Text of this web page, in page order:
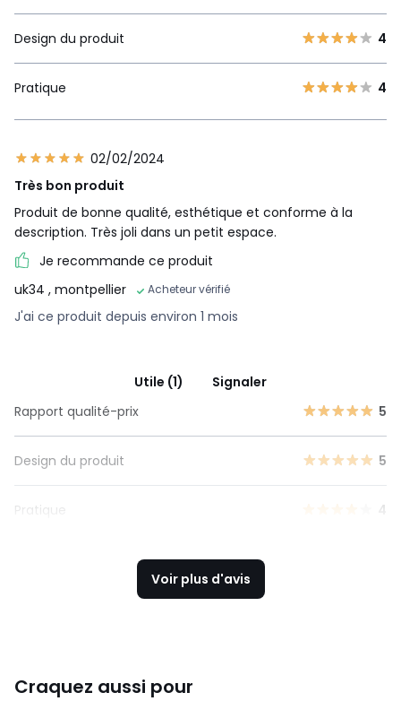
Design du produit 4
Pratique 4
02/02/2024
Très bon produit
Produit de bonne qualité, esthétique et conforme à la
description. Très joli dans un petit espace.
Je recommande ce produit
uk34 , montpellier Acheteur vérifié
J'ai ce produit depuis environ 1 mois
Utile (1)
Signaler
Rapport qualité-prix
5
Design du produit 5
Pratique 4
Voir plus d'avis
Craquez aussi pour